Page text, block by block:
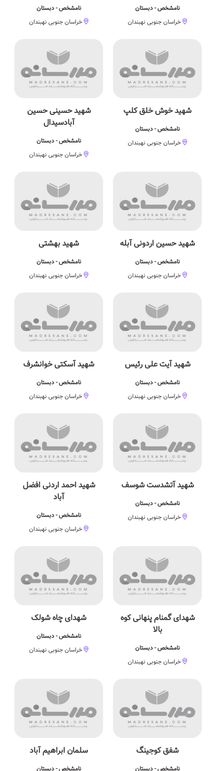
نامشخص - دبستان
خراسان جنوبی نهبندان
نامشخص - دبستان
خراسان جنوبی نهبندان
شهید خوش خلق کلپ
نامشخص - دبستان
خراسان جنوبی نهبندان
شهید حسینی حسین
آبادسیدال
نامشخص - دبستان
خراسان جنوبی نهبندان
شهید حسین اردونی آبله
نامشخص - دبستان
خراسان جنوبی نهبندان
شهید بهشتی
نامشخص - دبستان
خراسان جنوبی نهبندان
شهید آیت علی رئیس
نامشخص - دبستان
خراسان جنوبی نهبندان
شهید آسکتی خوانشرف
نامشخص - دبستان
خراسان جنوبی نهبندان
شهید آتشدست شوسف
نامشخص - دبستان
خراسان جنوبی نهبندان
شهید احمد اردنی افضل
آباد
نامشخص - دبستان
خراسان جنوبی نهبندان
شهدای گمنام پنهانی کوه
بالا
نامشخص - دبستان
خراسان جنوبی نهبندان
شهدای چاه شولک
نامشخص - دبستان
خراسان جنوبی نهبندان
شفق کوجینگ
نامشخص - دبستان
سلمان ابراهیم آباد
نامشخص - دبستان